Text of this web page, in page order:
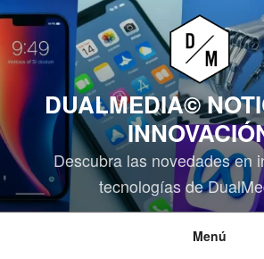
Saltar
contenido
DUALMEDIA©
Descubra las novedades en
tecnologías de
Menú